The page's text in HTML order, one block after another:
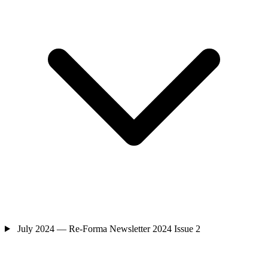
July 2024 — Re-Forma Newsletter 2024 Issue 2